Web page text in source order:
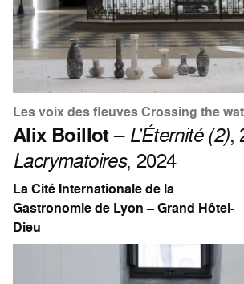
Les voix des fleuves Crossing the
Alix Boillot– L’Éternité (2),
Lacrymatoires, 2024
La Cité Internationale de la
Gastronomie de Lyon – Grand Hôtel-
Dieu